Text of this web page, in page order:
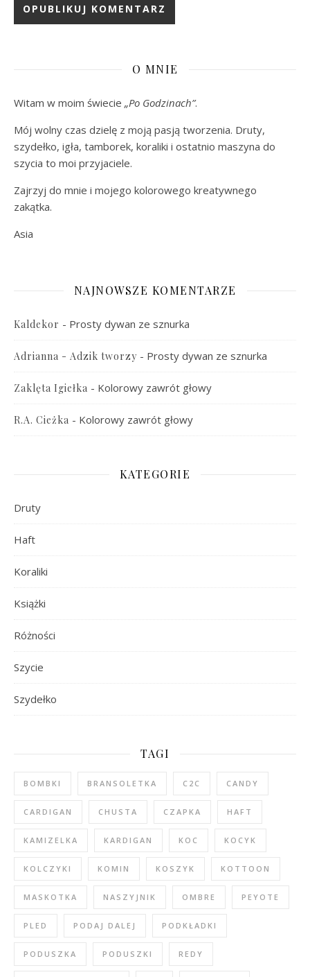
O MNIE
Witam w moim świecie „Po Godzinach”.
Mój wolny czas dzielę z moją pasją tworzenia. Druty,
szydełko, igła, tamborek, koraliki i ostatnio maszyna do
szycia to moi przyjaciele.
Zajrzyj do mnie i mojego kolorowego kreatywnego
zakątka.
Asia
NAJNOWSZE KOMENTARZE
Kaldekor - Prosty dywan ze sznurka
Adrianna - Adzik tworzy - Prosty dywan ze sznurka
Zaklęta Igiełka - Kolorowy zawrót głowy
R.A. Cieżka - Kolorowy zawrót głowy
KATEGORIE
Druty
Haft
Koraliki
Książki
Różności
Szycie
Szydełko
TAGI
BOMBKI BRANSOLETKA C2C CANDY
CARDIGAN CHUSTA CZAPKA HAFT
KAMIZELKA KARDIGAN KOC KOCYK
KOLCZYKI KOMIN KOSZYK KOTTOON
MASKOTKA NASZYJNIK OMBRE PEYOTE
PLED PODAJ DALEJ PODKŁADKI
PODUSZKA PODUSZKI REDY